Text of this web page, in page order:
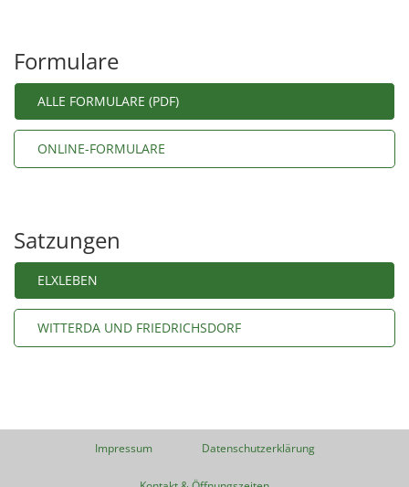
Formulare
ALLE FORMULARE (PDF)
ONLINE-FORMULARE
Satzungen
ELXLEBEN
WITTERDA UND FRIEDRICHSDORF
Impressum Datenschutzerklärung